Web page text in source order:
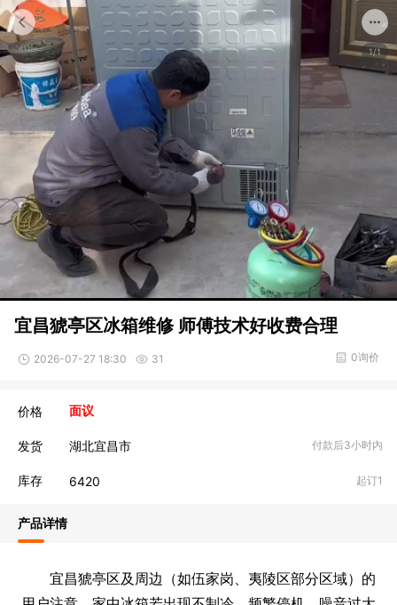
1/1
宜昌猇亭区冰箱维修 师傅技术好收费合理
2026-07-27 18:30 31 0询价
价格 面议
发货 湖北宜昌市 付款后3小时内
库存 6420 起订1
产品详情
宜昌猇亭区及周边（如伍家岗、夷陵区部分区域）的